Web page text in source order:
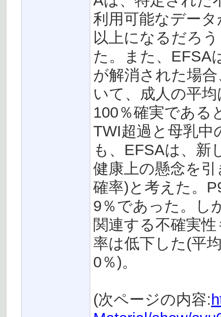
利用可能なデー
以上になるだろ
た。また、EFSA
が解消された場
いて、成人の平
100％確実である
TWI超過と母乳中
も、EFSAは、新
健康上の懸念を
確率)と考えた。
9％であった。し
関連する不確実
率は低下した(平
0％)。
(次ページの内容: